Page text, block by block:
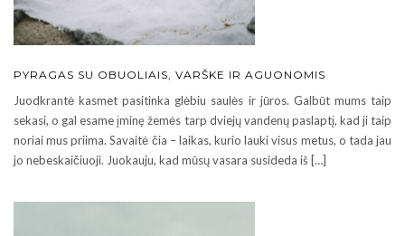
PYRAGAS SU OBUOLIAIS, VARŠKE IR AGUONOMIS
Juodkrantė kasmet pasitinka glėbiu saulės ir jūros. Galbūt mums taip
sekasi, o gal esame įminę žemės tarp dviejų vandenų paslaptį, kad ji taip
noriai mus priima. Savaitė čia – laikas, kurio lauki visus metus, o tada jau
jo nebeskaičiuoji. Juokauju, kad mūsų vasara susideda iš […]